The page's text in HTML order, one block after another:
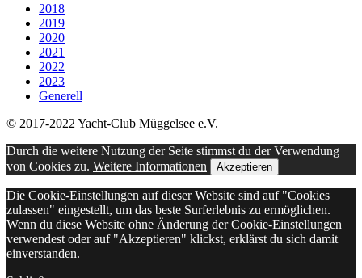
2018
2019
2020
2021
2022
2023
Generell
© 2017-2022 Yacht-Club Müggelsee e.V.
Durch die weitere Nutzung der Seite stimmst du der Verwendung
von Cookies zu. Weitere Informationen Akzeptieren
Die Cookie-Einstellungen auf dieser Website sind auf "Cookies
zulassen" eingestellt, um das beste Surferlebnis zu ermöglichen.
Wenn du diese Website ohne Änderung der Cookie-Einstellungen
verwendest oder auf "Akzeptieren" klickst, erklärst du sich damit
einverstanden.